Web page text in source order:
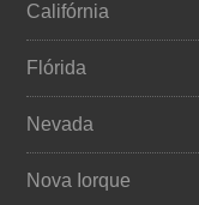
Califórnia
Flórida
Nevada
Nova Iorque